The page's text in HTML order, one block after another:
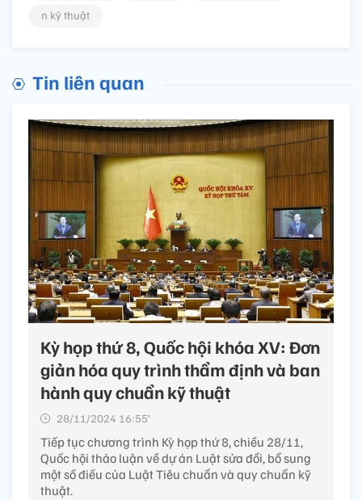
n kỹ thuật
Tin liên quan
Kỳ họp thứ 8, Quốc hội khóa XV: Đơn
giản hóa quy trình thẩm định và ban
hành quy chuẩn kỹ thuật
28/11/2024 16:55’
Tiếp tục chương trình Kỳ họp thứ 8, chiều 28/11,
Quốc hội thảo luận về dự án Luật sửa đổi, bổ sung
một số điều của Luật Tiêu chuẩn và quy chuẩn kỹ
thuật.